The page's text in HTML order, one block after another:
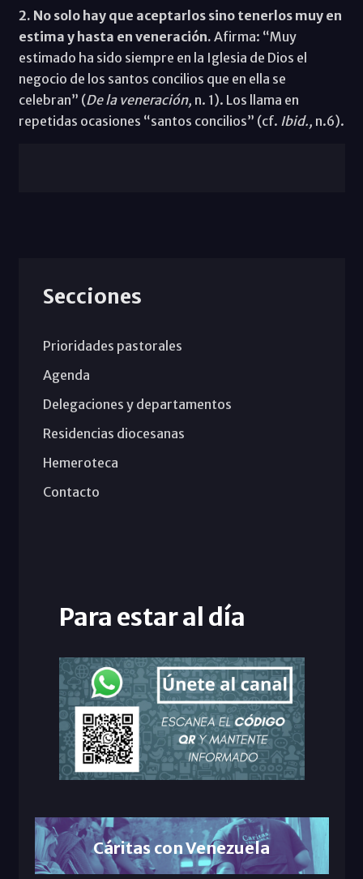
2. No solo hay que aceptarlos sino tenerlos muy en
estima y hasta en veneración. Afirma: “Muy
estimado ha sido siempre en la Iglesia de Dios el
negocio de los santos concilios que en ella se
celebran” (De la veneración, n. 1). Los llama en
repetidas ocasiones “santos concilios” (cf. Ibid., n.6).
Secciones
Prioridades pastorales
Agenda
Delegaciones y departamentos
Residencias diocesanas
Hemeroteca
Contacto
Para estar al día
Cáritas con Venezuela